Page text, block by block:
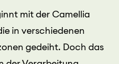
mit der Camellia
in verschiedenen
gedeiht. Doch das